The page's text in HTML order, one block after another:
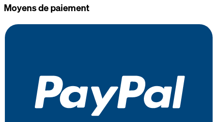
Moyens de paiement